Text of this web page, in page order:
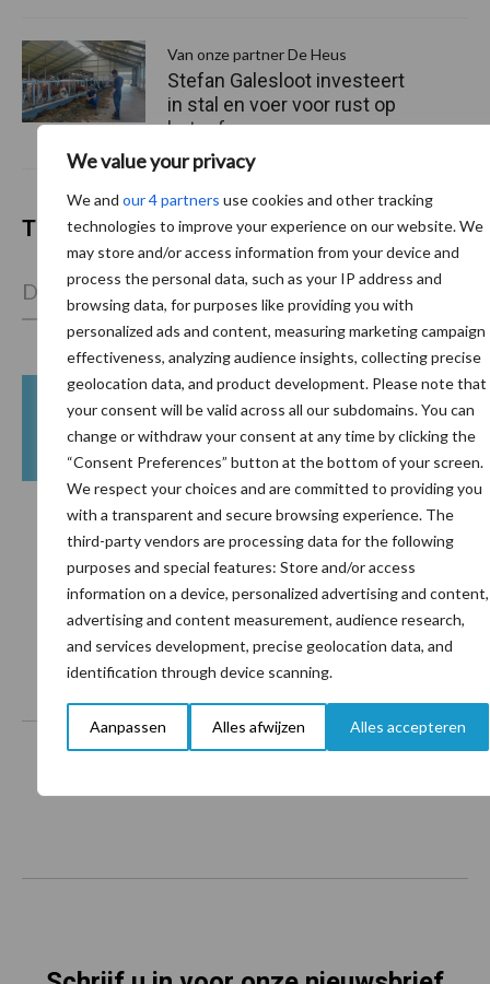
We value your privacy
We and our 4 partners use cookies and other tracking
technologies to improve your experience on our website. We
may store and/or access information from your device and
process the personal data, such as your IP address and
browsing data, for purposes like providing you with
personalized ads and content, measuring marketing campaign
effectiveness, analyzing audience insights, collecting precise
geolocation data, and product development. Please note that
your consent will be valid across all our subdomains. You can
change or withdraw your consent at any time by clicking the
“Consent Preferences” button at the bottom of your screen.
We respect your choices and are committed to providing you
with a transparent and secure browsing experience. The
third-party vendors are processing data for the following
purposes and special features: Store and/or access
information on a device, personalized advertising and content,
advertising and content measurement, audience research,
and services development, precise geolocation data, and
identification through device scanning.
Aanpassen Alles afwijzen Alles accepteren
Van onze partner De Heus
Stefan Galesloot investeert
in stal en voer voor rust op
het erf
Themapagina's
Diergezondheid Bemesting Fokkerij
Beregening Bijproducten
Toon meer
Onze brandpartners